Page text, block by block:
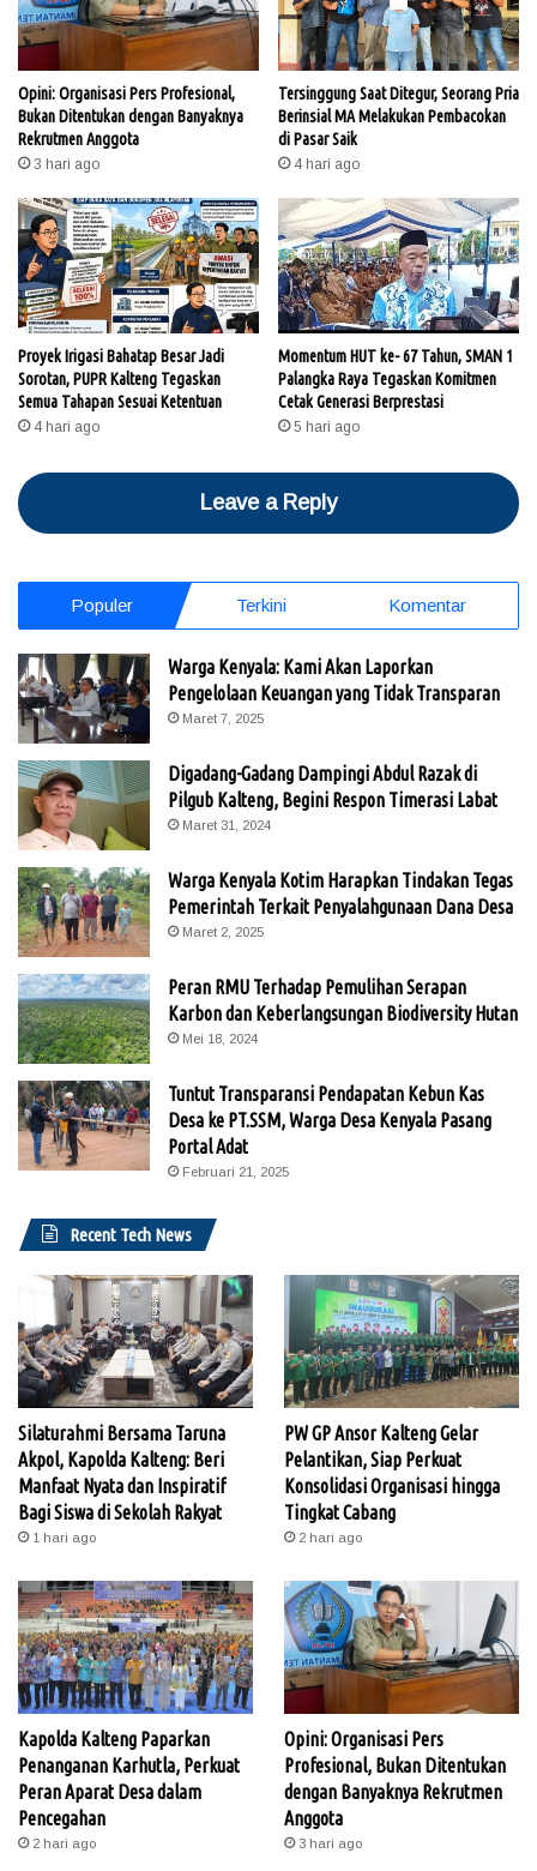
Opini: Organisasi Pers Profesional,
Bukan Ditentukan dengan Banyaknya
Rekrutmen Anggota
3 hari ago
Tersinggung Saat Ditegur, Seorang Pria
Berinsial MA Melakukan Pembacokan
di Pasar Saik
4 hari ago
Proyek Irigasi Bahatap Besar Jadi
Sorotan, PUPR Kalteng Tegaskan
Semua Tahapan Sesuai Ketentuan
4 hari ago
Momentum HUT ke- 67 Tahun, SMAN 1
Palangka Raya Tegaskan Komitmen
Cetak Generasi Berprestasi
5 hari ago
Leave a Reply
Populer Terkini Komentar
Warga Kenyala: Kami Akan Laporkan
Pengelolaan Keuangan yang Tidak Transparan
Maret 7, 2025
Digadang-Gadang Dampingi Abdul Razak di
Pilgub Kalteng, Begini Respon Timerasi Labat
Maret 31, 2024
Warga Kenyala Kotim Harapkan Tindakan Tegas
Pemerintah Terkait Penyalahgunaan Dana Desa
Maret 2, 2025
Peran RMU Terhadap Pemulihan Serapan
Karbon dan Keberlangsungan Biodiversity Hutan
Mei 18, 2024
Tuntut Transparansi Pendapatan Kebun Kas
Desa ke PT.SSM, Warga Desa Kenyala Pasang
Portal Adat
Februari 21, 2025
Recent Tech News
Silaturahmi Bersama Taruna
Akpol, Kapolda Kalteng: Beri
Manfaat Nyata dan Inspiratif
Bagi Siswa di Sekolah Rakyat
1 hari ago
PW GP Ansor Kalteng Gelar
Pelantikan, Siap Perkuat
Konsolidasi Organisasi hingga
Tingkat Cabang
2 hari ago
Kapolda Kalteng Paparkan
Penanganan Karhutla, Perkuat
Peran Aparat Desa dalam
Pencegahan
2 hari ago
Opini: Organisasi Pers
Profesional, Bukan Ditentukan
dengan Banyaknya Rekrutmen
Anggota
3 hari ago